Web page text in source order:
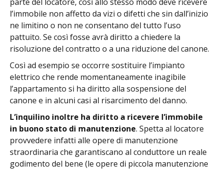
l’immobile non affetto da vizi o difetti che sin dall’inizio
ne limitino o non ne consentano del tutto l’uso
pattuito. Se così fosse avrà diritto a chiedere la
risoluzione del contratto o a una riduzione del canone.
Così ad esempio se occorre sostituire l’impianto
elettrico che rende momentaneamente inagibile
l’appartamento si ha diritto alla sospensione del
canone e in alcuni casi al risarcimento del danno.
L’inquilino inoltre ha diritto a ricevere l’immobile
in buono stato di manutenzione. Spetta al locatore
provvedere infatti alle opere di manutenzione
straordinaria che garantiscano al conduttore un reale
godimento del bene (le opere di piccola manutenzione